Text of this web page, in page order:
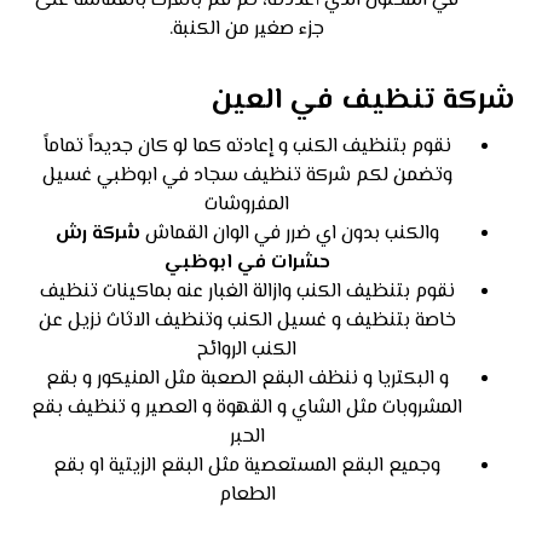
جزء صغير من الكنبة.
شركة تنظيف في العين
نقوم بتنظيف الكنب و إعادته كما لو كان جديداً تماماً
وتضمن لكم شركة تنظيف سجاد في ابوظبي غسيل
المفروشات
والكنب بدون اي ضرر في الوان القماش شركة رش
حشرات في ابوظبي
نقوم بتنظيف الكنب وازالة الغبار عنه بماكينات تنظيف
خاصة بتنظيف و غسيل الكنب وتنظيف الاثاث نزيل عن
الكنب الروائح
و البكتريا و ننظف البقع الصعبة مثل المنيكور و بقع
المشروبات مثل الشاي و القهوة و العصير و تنظيف بقع
الحبر
وجميع البقع المستعصية مثل البقع الزيتية او بقع
الطعام